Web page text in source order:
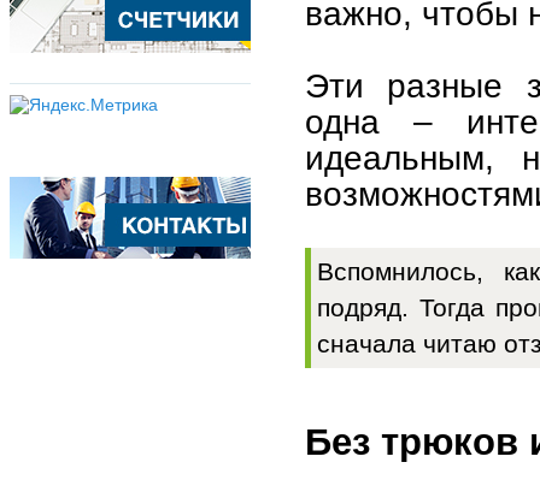
важно, чтобы
Эти разные
одна –
идеальным,
Вспомнилось,
подряд. Тогда
сначала читаю
Без трюков